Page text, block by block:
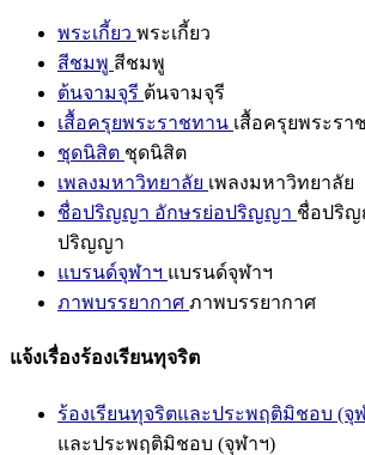
พระเกี้ยว พระเกี้ยว
สีชมพู สีชมพู
ต้นจามจุรี ต้นจามจุรี
เสื้อครุยพระราชทาน เสื้อครุยพระรา
ชุดนิสิต ชุดนิสิต
เพลงมหาวิทยาลัย เพลงมหาวิทยาลัย
ชื่อปริญญา อักษรย่อปริญญา ชื่อปริญ
ปริญญา
แบรนด์จุฬาฯ แบรนด์จุฬาฯ
ภาพบรรยากาศ ภาพบรรยากาศ
แจ้งเรื่องร้องเรียนทุจริต
ร้องเรียนทุจริตและประพฤติมิชอบ (จุ
และประพฤติมิชอบ (จุฬาฯ)